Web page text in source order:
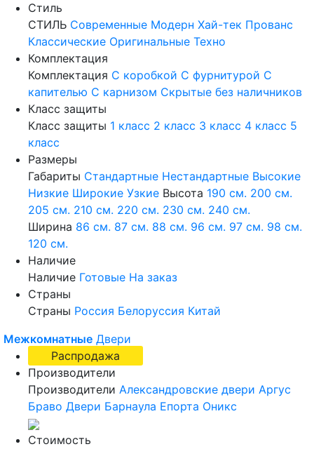
Стиль
СТИЛЬ Современные Модерн Хай-тек Прованс
Классические Оригинальные Техно
Комплектация
Комплектация С коробкой С фурнитурой С
капителью С карнизом Скрытые без наличников
Класс защиты
Класс защиты 1 класс 2 класс 3 класс 4 класс 5
класс
Размеры
Габариты Стандартные Нестандартные Высокие
Низкие Широкие Узкие Высота 190 см. 200 см.
205 см. 210 см. 220 см. 230 см. 240 см.
Ширина 86 см. 87 см. 88 см. 96 см. 97 см. 98 см.
120 см.
Наличие
Наличие Готовые На заказ
Страны
Страны Россия Белоруссия Китай
Межкомнатные Двери
Распродажа
Производители
Производители Александровские двери Аргус
Браво Двери Барнаула Епорта Оникс
Стоимость